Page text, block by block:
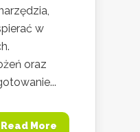
w
oraz
Read More